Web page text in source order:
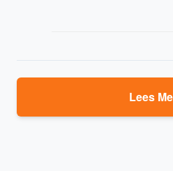
Lees